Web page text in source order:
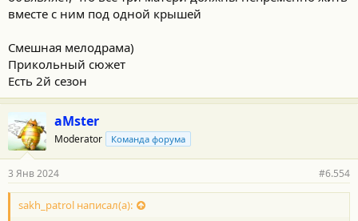
вместе с ним под одной крышей
Смешная мелодрама)
Прикольный сюжет
Есть 2й сезон
aMster
Moderator Команда форума
3 Янв 2024 #6.554
sakh_patrol написал(а):